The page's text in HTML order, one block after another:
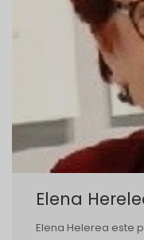
Elena
Elena Helerea este